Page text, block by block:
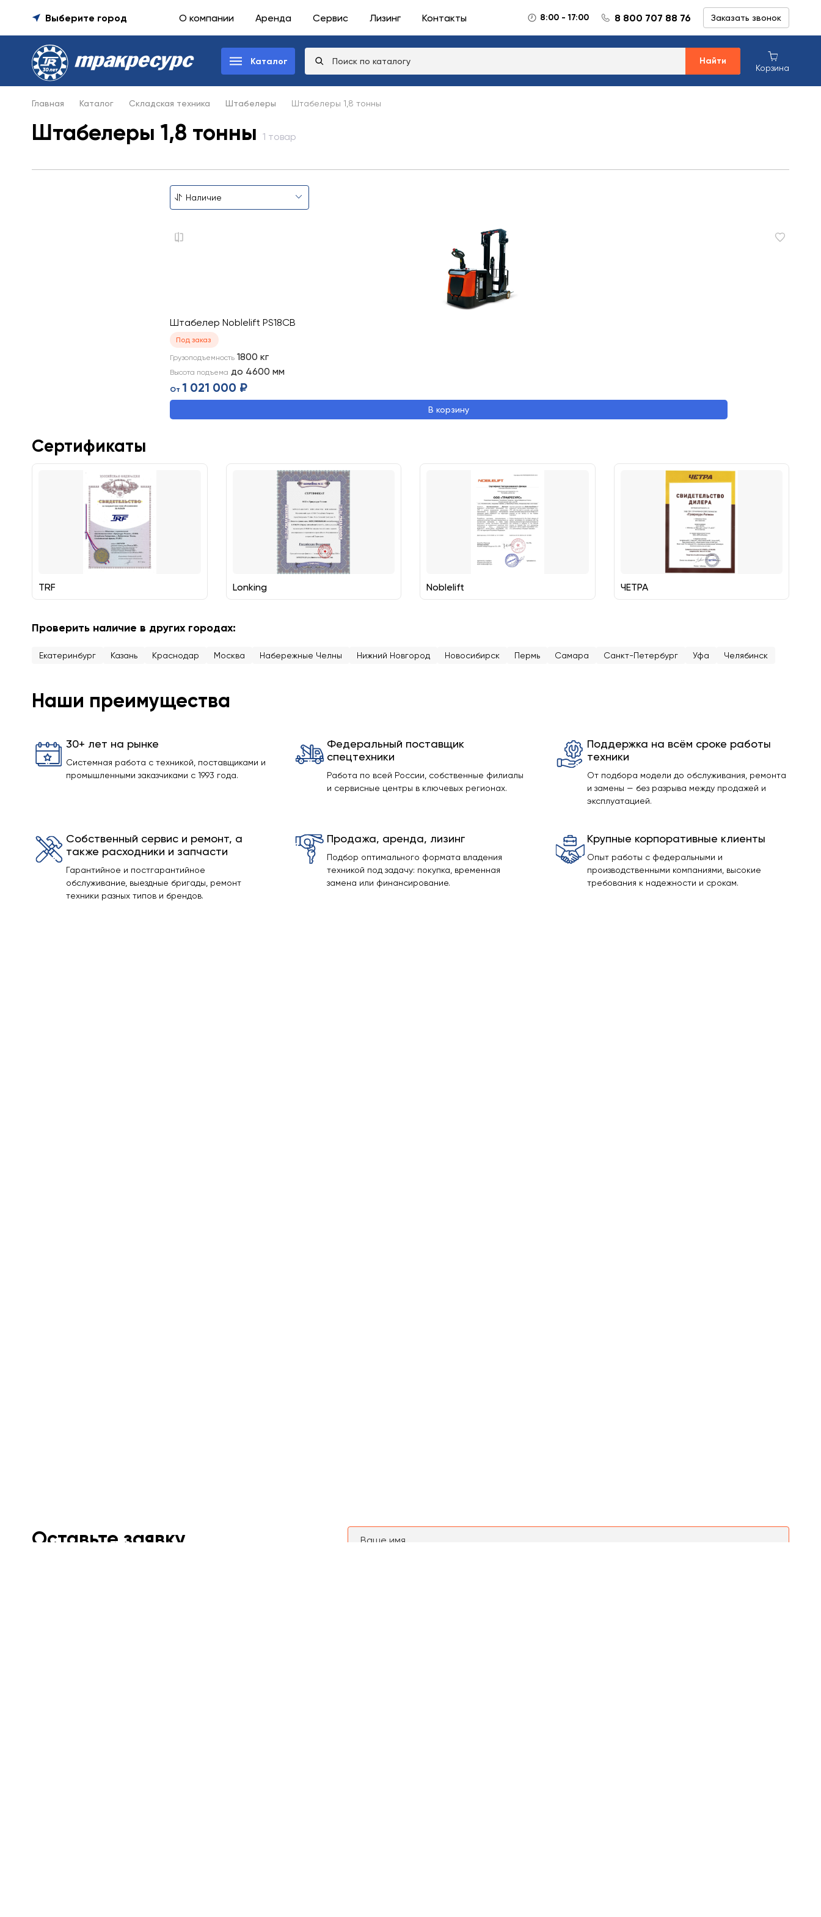
Выберите город О компании Аренда Сервис Лизинг Контакты 8:00 - 17:00 8 800 707 88 76 Заказать звонок
Каталог Найти
Корзина
Главная Каталог Складская техника Штабелеры Штабелеры 1,8 тонны
Штабелеры 1,8 тонны 1 товар
Штабелер Noblelift PS18CB
Под заказ
Грузоподъемность 1800 кг
Высота подъема до 4600 мм
От 1 021 000 ₽
В корзину
Сертификаты
TRF Lonking Noblelift ЧЕТРА
Проверить наличие в других городах:
Екатеринбург Казань Краснодар Москва Набережные Челны Нижний Новгород Новосибирск Пермь Самара Санкт-Петербург Уфа Челябинск
Наши преимущества
30+ лет на рынке
Системная работа с техникой, поставщиками и
промышленными заказчиками с 1993 года.
Федеральный поставщик
спецтехники
Работа по всей России, собственные филиалы
и сервисные центры в ключевых регионах.
Поддержка на всём сроке работы
техники
От подбора модели до обслуживания, ремонта
и замены — без разрыва между продажей и
эксплуатацией.
Собственный сервис и ремонт, а
также расходники и запчасти
Гарантийное и постгарантийное
обслуживание, выездные бригады, ремонт
техники разных типов и брендов.
Продажа, аренда, лизинг
Подбор оптимального формата владения
техникой под задачу: покупка, временная
замена или финансирование.
Крупные корпоративные клиенты
Опыт работы с федеральными и
производственными компаниями, высокие
требования к надежности и срокам.
Оставьте заявку